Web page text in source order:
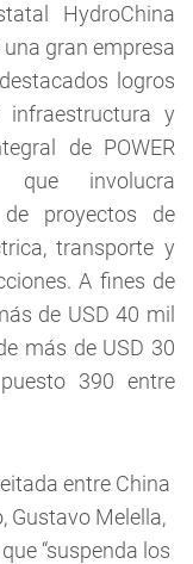
HydroChina
gran empresa
logros
y
de POWER
que involucra
proyectos de
transporte y
A fines de
de USD 40 mil
más de USD 30
390 entre
entre China
Gustavo Melella,
“suspenda los